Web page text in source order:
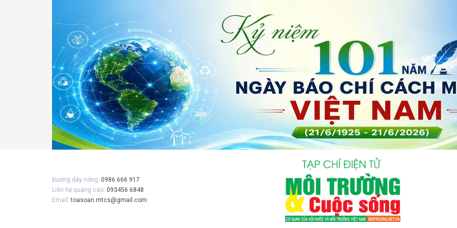
Đường dây nóng: 0986 666 917
Liên hệ quảng cáo: 093456 6848
Email:toasoan.mtcs@gmail.com
Gửi bình luận